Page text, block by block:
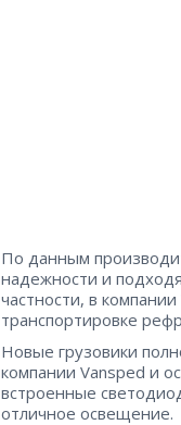
По данным
надежности и
частности, в
транспортировке
Новые грузовики
компании Vansped и
встроенные
отличное освещение.